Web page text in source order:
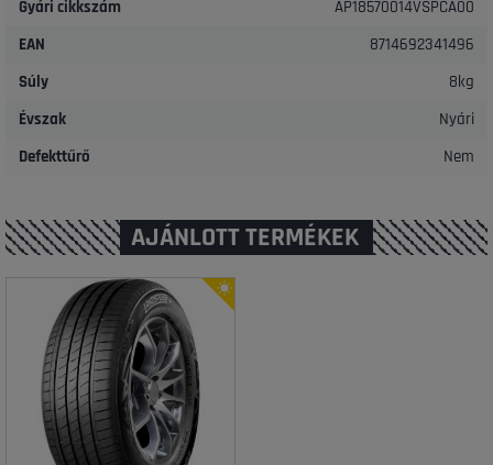
Gyári cikkszám
AP18570014VSPCA00
EAN
8714692341496
Súly
8kg
Évszak
Nyári
Defekttűrő
Nem
AJÁNLOTT TERMÉKEK